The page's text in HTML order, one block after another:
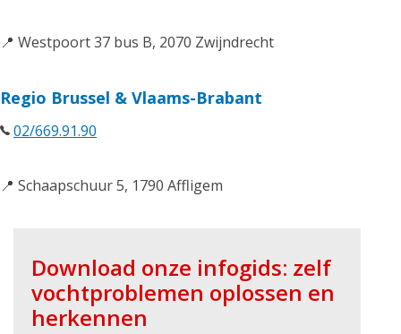
📍 Westpoort 37 bus B, 2070 Zwijndrecht
Regio Brussel & Vlaams-Brabant
02/669.91.90
📍 Schaapschuur 5, 1790 Affligem
Download onze infogids: zelf
vochtproblemen oplossen en
herkennen